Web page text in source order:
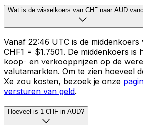
Wat is de wisselkoers van CHF naar AUD
Vanaf 22:46 UTC is de
CHF1 = $1.7501. De middenkoers is
koop- en verkoopprijzen op de
valutamarkten. Om te zien hoeveel
Xe zou kosten, bezoek je onze
versturen van geld.
Hoeveel is 1 CHF in AUD?